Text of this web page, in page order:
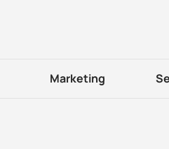
Marketing